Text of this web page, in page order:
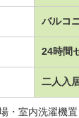
バルコ
24時間
二人入
・室内洗濯機